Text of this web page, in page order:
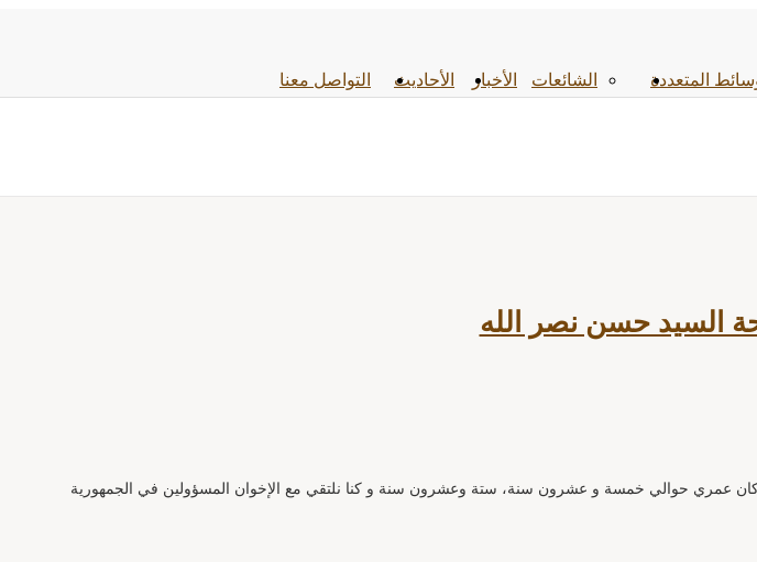
المتعددة الأخبار الشائعات الأحادیث التواصل معنا
السيد حسن نصر الله
الوقت كان عمري حوالي خمسة و عشرون سنة، ستة وعشرون سنة و كنا نلتقي مع الإخوان المسؤولين في الجمهورية